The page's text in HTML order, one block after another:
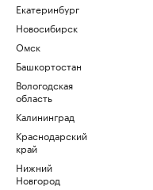
Екатеринбург
Новосибирск
Омск
Башкортостан
Вологодская
область
Калининград
Краснодарский
край
Нижний
Новгород